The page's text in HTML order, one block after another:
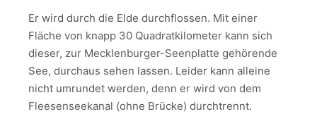
Er wird durch die Elde durchflossen. Mit einer
Fläche von knapp 30 Quadratkilometer kann sich
dieser, zur Mecklenburger-Seenplatte gehörende
See, durchaus sehen lassen. Leider kann alleine
nicht umrundet werden, denn er wird von dem
Fleesenseekanal (ohne Brücke) durchtrennt.